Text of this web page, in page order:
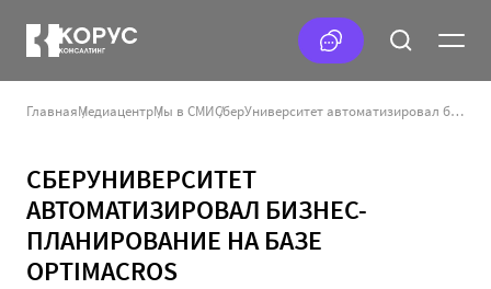
ГлавнаяМедиацентрМы в СМИ СберУниверситет автоматизировал бизнес-планирование на базе Optimacros
СБЕРУНИВЕРСИТЕТ
АВТОМАТИЗИРОВАЛ БИЗНЕС-
ПЛАНИРОВАНИЕ НА БАЗЕ
OPTIMACROS